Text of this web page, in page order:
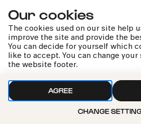
Our cookies
The cookies used on our site help
improve the site and provide the
You can decide for yourself which
like to accept. You can change
the website footer.
AGREE
CHANGE
Press
Jobs
News
Contact
Submit a withdrawal request
Cookie settings